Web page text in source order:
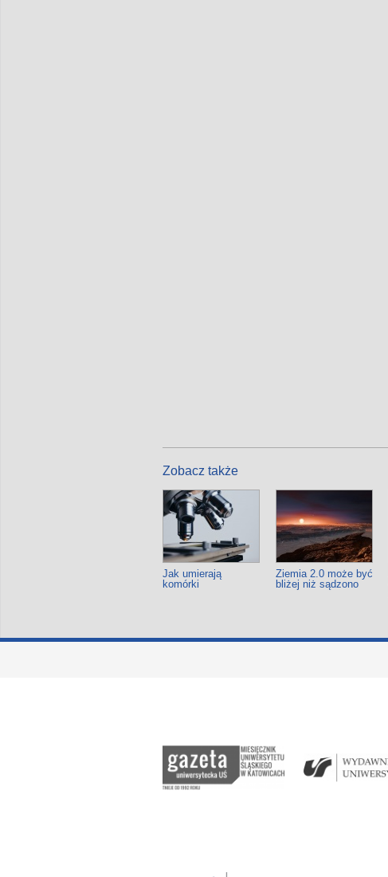
Zobacz także
Jak umierają
komórki
Ziemia 2.0 może być
bliżej niż sądzono